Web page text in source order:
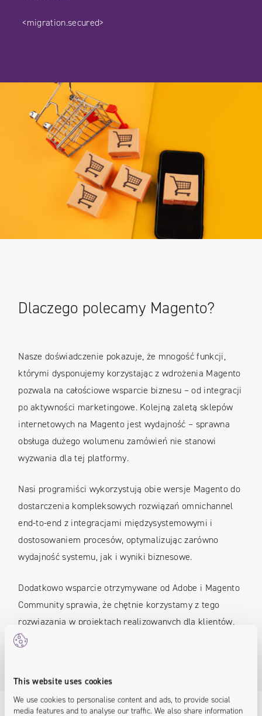
This website uses cookies
We use cookies to personalise content and ads, to provide social
media features and to analyse our traffic. We also share information
<migration.secured>
Dlaczego polecamy Magento?
Nasze doświadczenie pokazuje, że mnogość funkcji,
którymi dysponujemy korzystając z wdrożenia Magento
pozwala na całościowe wsparcie biznesu – od integracji
po aktywności marketingowe. Kolejną zaletą sklepów
internetowych na Magento jest wydajność – sprawna
obsługa dużego wolumenu zamówień nie stanowi
wyzwania dla tej platformy.
Nasi programiści wykorzystują obie wersje Magento do
dostarczenia kompleksowych rozwiązań omnichannel
end-to-end z integracjami międzysystemowymi i
dostosowaniem procesów, optymalizując zarówno
wydajność systemu, jak i wyniki biznesowe.
Dodatkowo wsparcie otrzymywane od Adobe i Magento
Community sprawia, że chętnie korzystamy z tego
rozwiązania w projektach realizowanych dla klientów.